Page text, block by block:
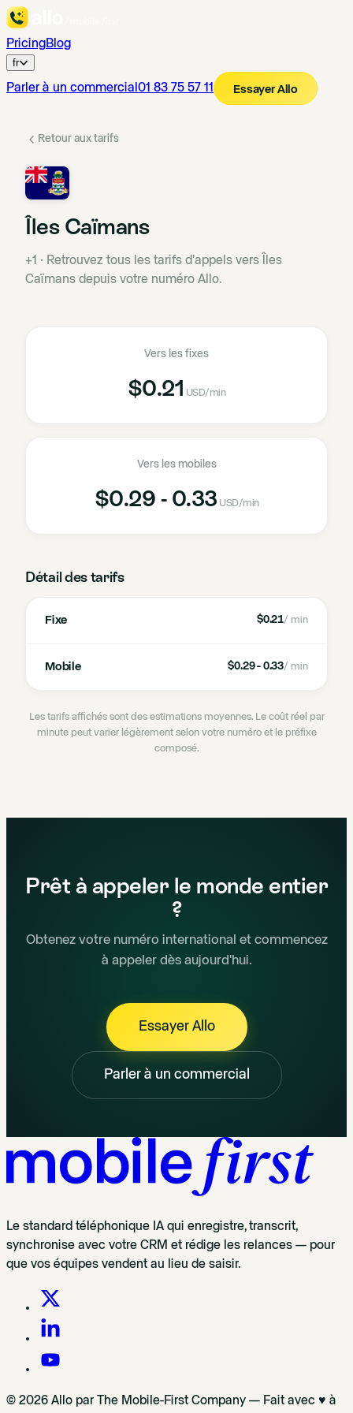
PricingBlog
fr
Parler à un commercial 01 83 75 57 11 Essayer Allo
Retour aux tarifs
Îles Caïmans
+1 · Retrouvez tous les tarifs d'appels vers Îles
Caïmans depuis votre numéro Allo.
Vers les fixes
$0.21 USD/min
Vers les mobiles
$0.29 - 0.33 USD/min
Détail des tarifs
Fixe $0.21/ min
Mobile $0.29 - 0.33/ min
Les tarifs affichés sont des estimations moyennes. Le coût réel par
minute peut varier légèrement selon votre numéro et le préfixe
composé.
Prêt à appeler le monde entier
?
Obtenez votre numéro international et commencez
à appeler dès aujourd'hui.
Essayer Allo
Parler à un commercial
Le standard téléphonique IA qui enregistre, transcrit,
synchronise avec votre CRM et rédige les relances — pour
que vos équipes vendent au lieu de saisir.
© 2026 Allo par The Mobile-First Company — Fait avec ♥ à